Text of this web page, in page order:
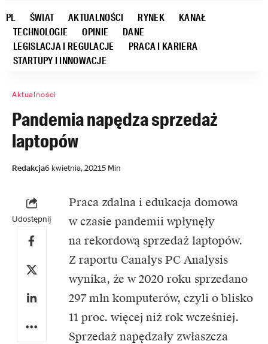
PL ŚWIAT AKTUALNOŚCI RYNEK
KANAŁ
TECHNOLOGIE
OPINIE
DANE
LEGISLACJA I REGULACJE
PRACA I KARIERA
STARTUPY I INNOWACJE
Aktualności
Pandemia napędza sprzedaż
laptopów
Redakcja6 kwietnia, 20215 Min
Udostępnij
Praca zdalna i edukacja domowa
w czasie pandemii wpłynęły
na rekordową sprzedaż laptopów.
Z raportu Canalys PC Analysis
wynika, że w 2020 roku sprzedano
297 mln komputerów, czyli o blisko
11 proc. więcej niż rok wcześniej.
Sprzedaż napędzały zwłaszcza